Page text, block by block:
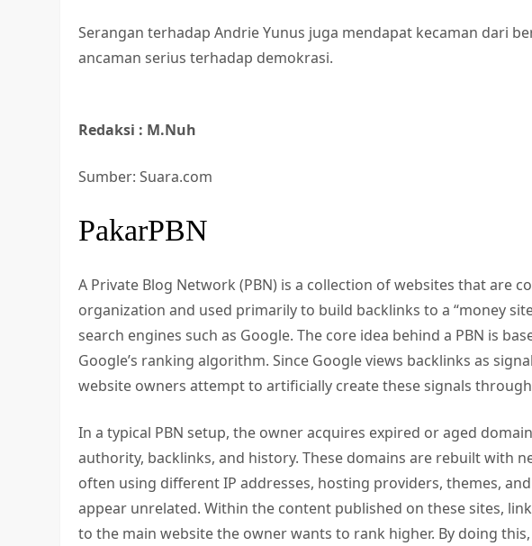
Serangan terhadap Andrie Yunus juga mendapat kecaman dari
ancaman serius terhadap demokrasi.
Redaksi : M.Nuh
Sumber: Suara.com
PakarPBN
A Private Blog Network (PBN) is a collection of websites that are
organization and used primarily to build backlinks to a “money
search engines such as Google. The core idea behind a PBN is
Google’s ranking algorithm. Since Google views backlinks as
website owners attempt to artificially create these signals
In a typical PBN setup, the owner acquires expired or aged
authority, backlinks, and history. These domains are rebuilt with
often using different IP addresses, hosting providers, themes,
appear unrelated. Within the content published on these sites,
to the main website the owner wants to rank higher. By doing